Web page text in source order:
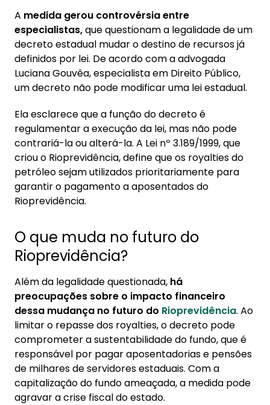
A medida gerou controvérsia entre
especialistas,que questionam a legalidade de um
decreto estadual mudar o destino de recursos já
definidos por lei. De acordo com a advogada
Luciana Gouvêa, especialista em Direito Público,
um decreto não pode modificar uma lei estadual.
Ela esclarece que a função do decreto é
regulamentar a execução da lei, mas não pode
contrariá-la ou alterá-la. A Lei nº 3.189/1999, que
criou o Rioprevidência, define que os royalties do
petróleo sejam utilizados prioritariamente para
garantir o pagamento a aposentados do
Rioprevidência.
O que muda no futuro do
Rioprevidência?
Além da legalidade questionada, há
preocupações sobre o impacto financeiro
dessa mudança no futuro do Rioprevidência. Ao
limitar o repasse dos royalties, o decreto pode
comprometer a sustentabilidade do fundo, que é
responsável por pagar aposentadorias e pensões
de milhares de servidores estaduais. Com a
capitalização do fundo ameaçada, a medida pode
agravar a crise fiscal do estado.